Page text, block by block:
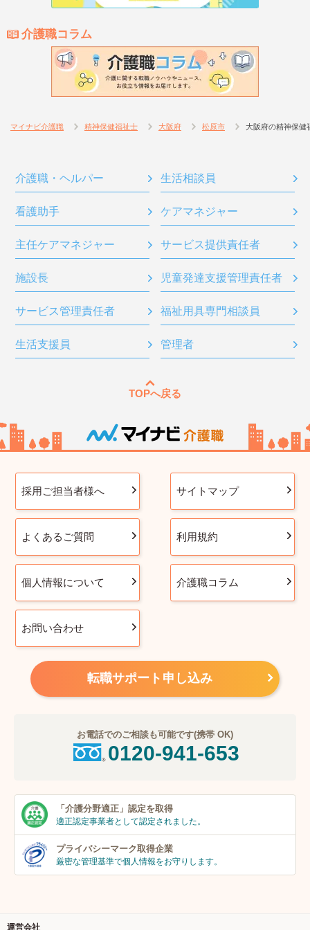
介護職コラム
マイナビ介護職 精神保健福祉士 大阪府 松原市 大阪府の精神保健
介護職・ヘルパー 生活相談員
看護助手 ケアマネジャー
主任ケアマネジャー サービス提供責任者
施設長 児童発達支援管理責任者
サービス管理責任者 福祉用具専門相談員
生活支援員 管理者
TOPへ戻る
採用ご担当者様へ サイトマップ
よくあるご質問 利用規約
個人情報について 介護職コラム
お問い合わせ
転職サポート申し込み
お電話でのご相談も可能です(携帯 OK)
0120-941-653
「介護分野適正」 認定を取得
適正認定事業者として認定されました。
プライバシーマーク取得企業
厳密な管理基準で個人情報をお守りします。
運営会社